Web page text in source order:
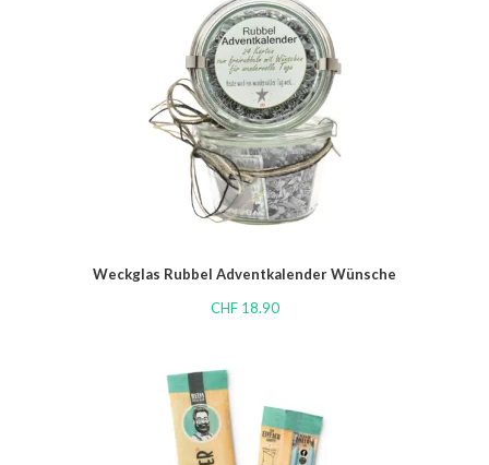
Weckglas Rubbel Adventkalender Wünsche
CHF18.90